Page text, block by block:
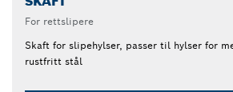
For rettslipere
Skaft for slipehylser, passer til hylser for
rustfritt stål